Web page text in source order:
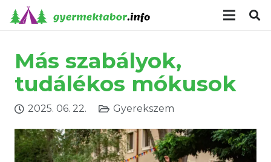
Más szabályok,
tudálékos mókusok
2025. 06. 22. Gyerekszem